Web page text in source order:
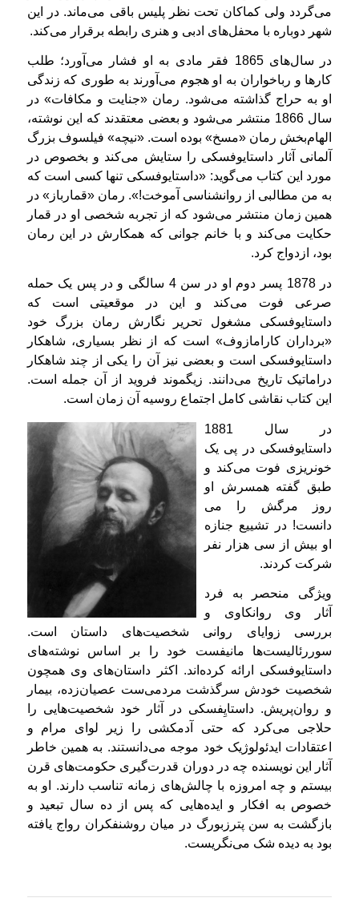
می‌گردد ولی کماکان تحت نظر پلیس باقی می‌ماند. در این
شهر دوباره با محفل‌های ادبی و هنری رابطه برقرار می‌کند.
در سال‌های 1865 فقر مادی به او فشار می‌آورد؛ طلب
کارها و رباخواران به او هجوم می‌آورند به طوری که زندگی
او به حراج گذاشته می‌شود. رمان «جنایت و مکافات» در
سال 1866 منتشر می‌شود و بعضی معتقدند که این نوشته،
الهام‌بخش رمان «مسخ» بوده است. «نیچه» فیلسوف بزرگ
آلمانی آثار داستایوفسکی را ستایش می‌کند و بخصوص در
مورد این کتاب می‌گوید: «داستایوفسکی تنها کسی است که
به من مطالبی از روانشناسی آموخت!». رمان «قمارباز» در
همین زمان منتشر می‌شود كه از تجربه شخصی او در قمار
حکایت می‌کند و با خانم جوانی كه همكارش در این رمان
بود، ازدواج كرد.
در 1878 پسر دوم او در سن 4 سالگی و در پس یک حمله
صرعی فوت می‌کند و این در موقعیتی است که
داستایوفسکی مشغول تحریر نگارش رمان بزرگ خود
«برداران کارامازوف» است كه از نظر بسیاری، شاهکار
داستایوفسکی است و بعضی نیز آن را یکی از چند شاهکار
دراماتیک تاریخ می‌دانند. زیگموند فروید از آن جمله است.
این کتاب نقاشی کامل اجتماع روسیه آن زمان است.
در سال 1881
داستایوفسکی در پی یک
خونریزی فوت می‌کند و
طبق گفته همسرش او
روز مرگش را می
دانست! در تشییع جنازه
او بیش از سی هزار نفر
شرکت کردند.
ویژگی منحصر به فرد
آثار وی روانکاوی و
بررسی زوایای روانی شخصیت‌های داستان است.
سوررئالیست‌ها مانیفست خود را بر اساس نوشته‌های
داستایوفسکی ارائه کرده‌اند. اکثر داستان‌های وی همچون
شخصیت خودش سرگذشت مردمی‌ست عصیان‌زده، بیمار
و روان‌پریش. داستایِفسکی در آثار خود شخصیت‌هایی را
حلاجی می‌کرد که حتی آدمکشی را زیر لوای مرام و
اعتقادات ایدئولوژیک خود موجه می‌دانستند. به همین خاطر
آثار این نویسنده چه در دوران قدرت‌گیری حکومت‌های قرن
بیستم و چه امروزه با چالش‌های زمانه تناسب دارند. او به
خصوص به افکار و ایده‌هایی که پس از ده سال تبعید و
بازگشت به سن پترزبورگ در میان روشنفکران رواج یافته
بود به دیده شک می‌نگریست.